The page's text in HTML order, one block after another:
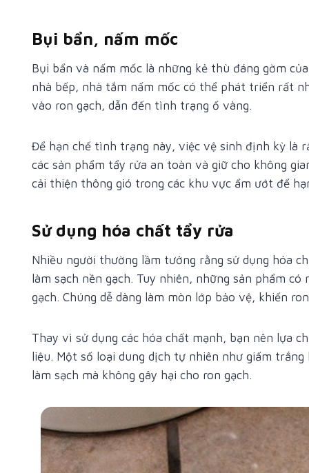
Bụi bẩn, nấm mốc
Bụi bẩn và nấm mốc là những kẻ thù đáng gờm
nhà bếp, nhà tắm nấm mốc có thể phát triển rất
vào ron gạch, dẫn đến tình trạng ố vàng.
Để hạn chế tình trạng này, việc vệ sinh định kỳ là
các sản phẩm tẩy rửa an toàn và giữ cho không
cải thiện thông gió trong các khu vực ẩm ướt để
Sử dụng hóa chất tẩy rửa
Nhiều người thường lầm tưởng rằng sử dụng hóa
làm sạch nền gạch. Tuy nhiên, những sản phẩm
gạch. Chúng dễ dàng làm mòn lớp bảo vệ, khiến
Thay vì sử dụng các hóa chất mạnh, bạn nên lựa
liệu. Một số loại dung dịch tự nhiên như giấm
làm sạch mà không gây hại cho ron gạch.